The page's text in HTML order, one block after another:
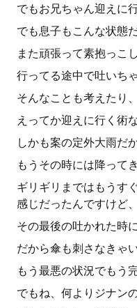
でもお兄ちゃん迎えに
でも息子もこんな状態だ
また頑張って素抱っこ
行ってる途中で吐いち
そんなことも考えたり、
えってか迎えに行く術
しかも案の定外大雨だか
もうその時には降って
ギリギリまではもうす
感じだったんですけど、
その最後の吐かれた時
だから傘も刺さなきゃ
もう最悪の状況でもう
でもね、何よりジナン